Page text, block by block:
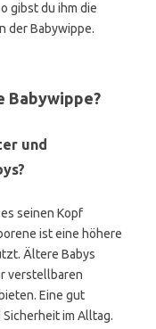
gibst du ihm die
der Babywippe.
Babywippe?
und
seinen Kopf
ist eine höhere
Ältere Babys
verstellbaren
Eine gut
im Alltag.